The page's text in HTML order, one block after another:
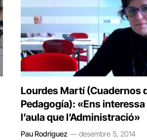
Lourdes Martí (Cuadernos
Pedagogía): «Ens
l’aula que l’Administració»
Pau Rodríguez desembre 5, 2014